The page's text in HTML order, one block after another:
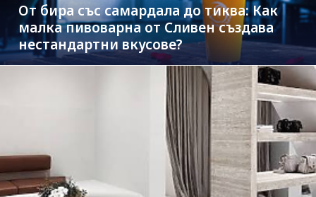
От бира със самардала до тиква: Как
малка пивоварна от Сливен създава
нестандартни вкусове?